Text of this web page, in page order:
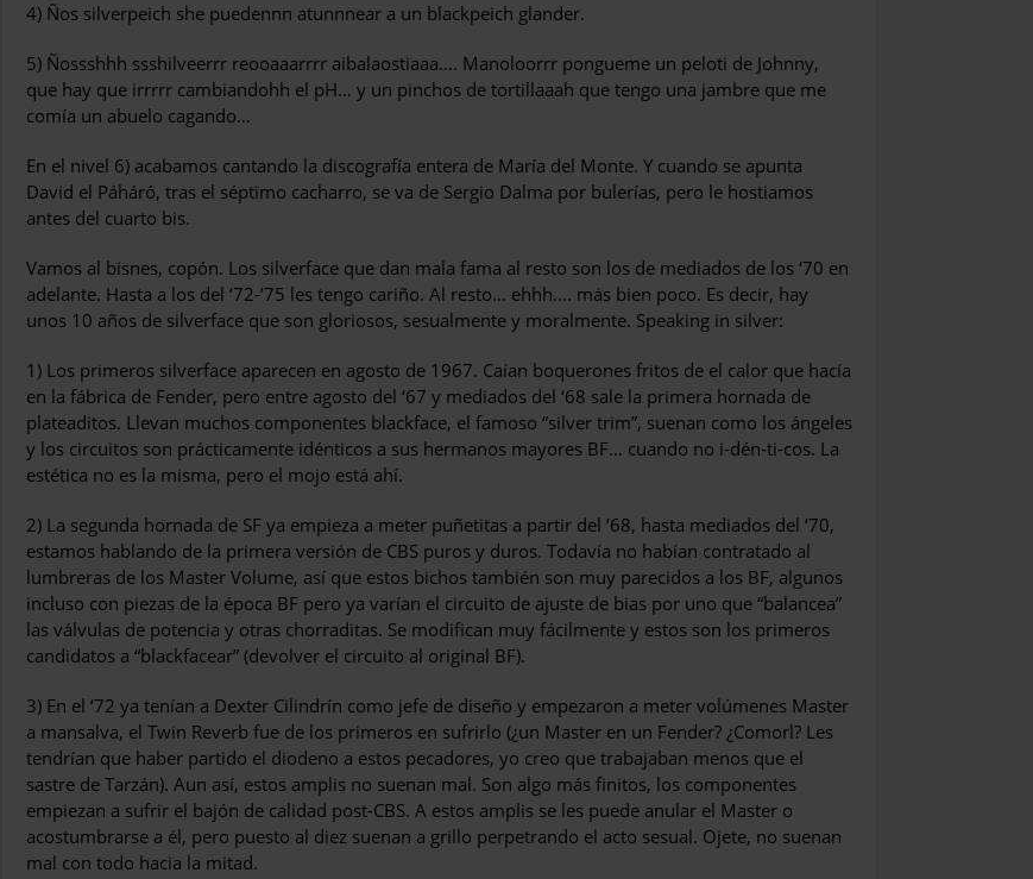
4) Ños silverpeich she puedennn atunnnear a un blackpeich glander.
5) Ñossshhh ssshilveerrr reooaaarrrr aiba­laostiaaa…. Manoloorrr pongueme un peloti de Johnny,
que hay que irrrrr cambiandohh el pH… y un pinchos de tortillaaah que tengo una jambre que me
comía un abuelo cagando…
En el nivel 6) acabamos cantando la disco­grafía entera de María del Monte. Y cuando se apunta
David el Páháró, tras el séptimo cacha­rro, se va de Sergio Dalma por bulerías, pero le hostiamos
antes del cuarto bis.
Vamos al bisnes, copón. Los silverface que dan mala fama al resto son los de mediados de los ‘70 en
adelante. Hasta a los del ‘72-’75 les tengo cariño. Al resto… ehhh…. más bien poco. Es decir, hay
unos 10 años de silverface que son gloriosos, sesualmente y moralmente. Speaking in silver:
1) Los primeros silverface aparecen en agosto de 1967. Caían boquerones fritos de el calor que hacía
en la fábrica de Fender, pero entre agosto del ‘67 y mediados del ‘68 sale la primera hornada de
plateaditos. Llevan mu­chos componentes blackface, el famoso “silver trim”, suenan como los ángeles
y los circuitos son prácticamente idénticos a sus hermanos mayores BF… cuando no i-dén-ti-cos. La
esté­tica no es la misma, pero el mojo está ahí.
2) La segunda hornada de SF ya empieza a meter puñetitas a partir del ’68, hasta media­dos del ‘70,
estamos hablando de la primera versión de CBS puros y duros. Todavía no ha­bían contratado al
lumbreras de los Master Volume, así que estos bichos también son muy parecidos a los BF, algunos
incluso con piezas de la época BF pero ya varían el circuito de ajuste de bias por uno que “balancea”
las vál­vulas de potencia y otras chorraditas. Se modi­fican muy fácilmente y estos son los primeros
candidatos a “blackfacear” (devolver el circuito al original BF).
3) En el ‘72 ya tenían a Dexter Cilindrín como jefe de diseño y empezaron a meter volúmenes Master
a mansalva, el Twin Reverb fue de los primeros en sufrirlo (¿un Master en un Fen­der? ¿Comorl? Les
tendrían que haber partido el diodeno a estos pecadores, yo creo que tra­bajaban menos que el
sastre de Tarzán). Aun así, estos amplis no suenan mal. Son algo más finitos, los componentes
empiezan a sufrir el bajón de calidad post-CBS. A estos amplis se les puede anular el Master o
acostumbrarse a él, pero puesto al diez suenan a grillo per­petrando el acto sesual. Ojete, no suenan
mal con todo hacia la mitad.